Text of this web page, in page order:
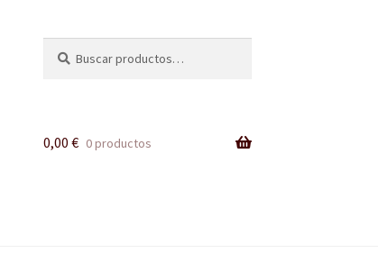
por:
0,00 € 0 productos